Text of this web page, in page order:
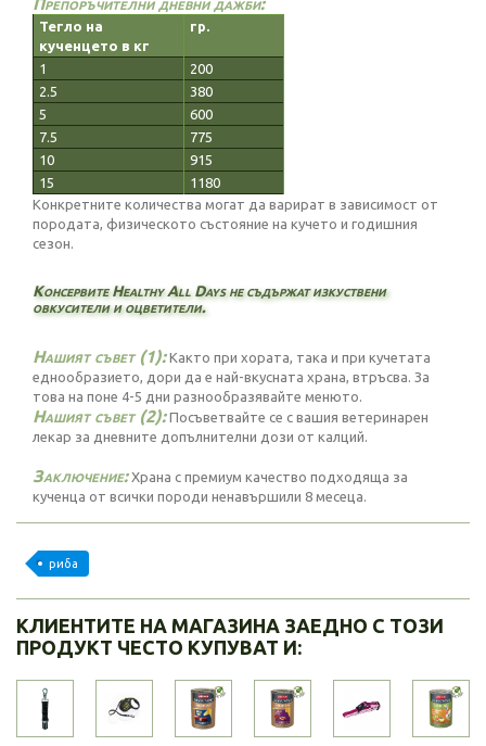
Тегло на
кученцето в кг
гр.
1
200
2.5
380
5
600
7.5
775
10
915
15
1180
Конкретните количества могат да варират в зависимост от
породата, физическото състояние на кучето и годишния
сезон.
Консервите Healthy All Days не съдържат изкуствени
овкусители и оцветители.
Нашият съвет (1):Както при хората, така и при кучетата
еднообразието, дори да е най-вкусната храна, втръсва. За
това на поне 4-5 дни разнообразявайте менюто.
Нашият съвет (2):Посъветвайте се с вашия ветеринарен
лекар за дневните допълнителни дози от калций.
Заключение:Храна с премиум качество подходяща за
кученца от всички породи ненавършили 8 месеца.
риба
КЛИЕНТИТЕ НА МАГАЗИНА ЗАЕДНО С ТОЗИ
ПРОДУКТ ЧЕСТО КУПУВАТ И: